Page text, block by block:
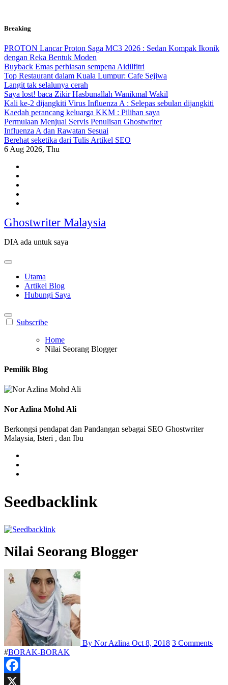
Skip
content
Breaking
PROTON Lancar Proton Saga MC3 2026 : Sedan Kompak Ikonik
dengan Reka Bentuk Moden
Buyback Emas perhiasan sempena Aidilfitri
Top Restaurant dalam Kuala Lumpur: Cafe Sejiwa
Langit tak selalunya cerah
Saya lost! baca Zikir Hasbunallah Wanikmal Wakil
Kali ke-2 dijangkiti Virus Influenza A : Selepas sebulan dijangkiti
Kaedah perancang keluarga KKM : Pilihan saya
Permulaan Menjual Servis Penulisan Ghostwriter
Influenza A dan Rawatan Sesuai
Berehat seketika dari Tulis Artikel SEO
6 Aug 2026, Thu
Ghostwriter Malaysia
DIA ada untuk saya
Utama
Artikel Blog
Hubungi Saya
Subscribe
Home
Nilai Seorang Blogger
Pemilik Blog
Nor Azlina Mohd Ali
Berkongsi pendapat dan Pandangan sebagai SEO Ghostwriter
Malaysia, Isteri , dan Ibu
Seedbacklink
Nilai Seorang Blogger
By Nor Azlina Oct 8, 2018 3 Comments
#BORAK-BORAK
Facebook